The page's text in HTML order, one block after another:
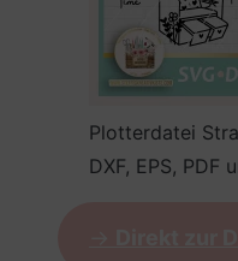
Plotterdatei
DXF, EPS, PDF